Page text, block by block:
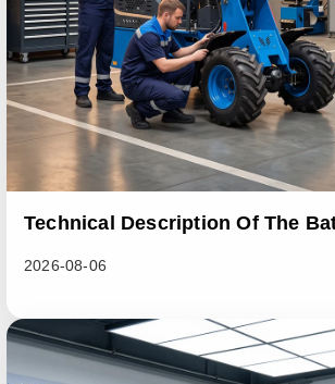
Technical Description Of The
2026-08-06